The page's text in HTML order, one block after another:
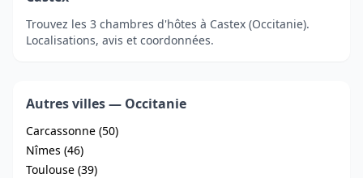
Trouvez les 3 chambres d'hôtes à Castex (Occitanie).
Localisations, avis et coordonnées.
Autres villes — Occitanie
Carcassonne (50)
Nîmes (46)
Toulouse (39)